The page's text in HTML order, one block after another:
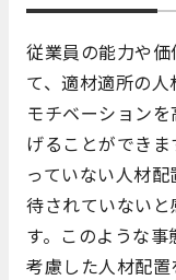
従業員の能力や
て、適材適所の
モチベーション
げることができ
っていない人材
待されていない
す。このような
考慮した人材配置